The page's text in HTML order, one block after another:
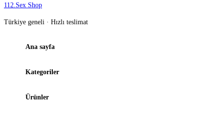
112.Sex Shop
Türkiye geneli · Hızlı teslimat
Ana sayfa
Kategoriler
Ürünler